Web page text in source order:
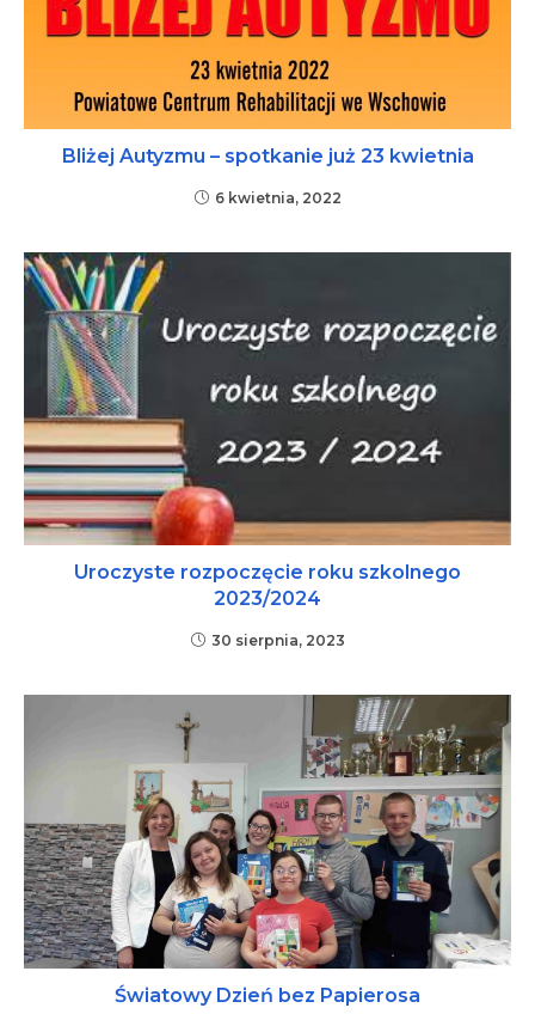
Bliżej Autyzmu – spotkanie już 23 kwietnia
6 kwietnia, 2022
Uroczyste rozpoczęcie roku szkolnego
2023/2024
30 sierpnia, 2023
Światowy Dzień bez Papierosa